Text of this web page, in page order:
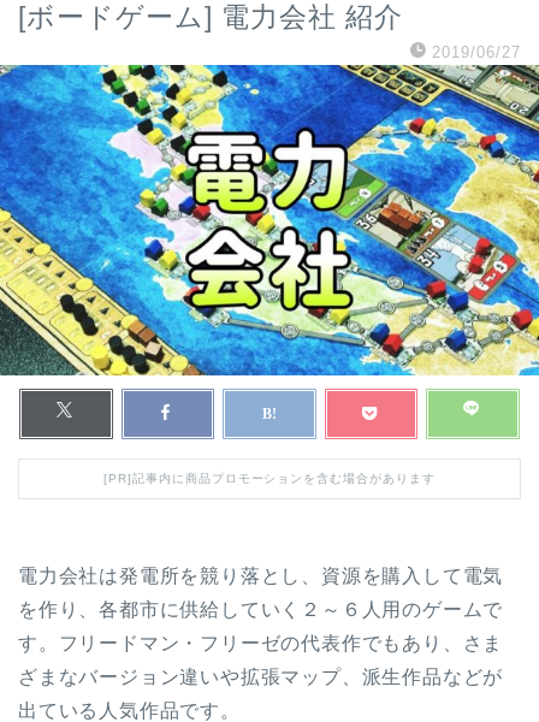
[ボードゲーム] 電力会社 紹介
2019/06/27
[PR]記事内に商品プロモーションを含む場合があります
電力会社は発電所を競り落とし、資源を購入して電気
を作り、各都市に供給していく２～６人用のゲームで
す。フリードマン・フリーゼの代表作でもあり、さま
ざまなバージョン違いや拡張マップ、派生作品などが
出ている人気作品です。